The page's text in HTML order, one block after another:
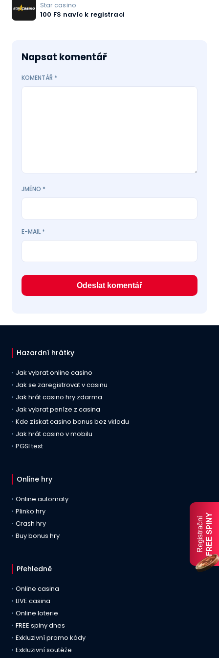
Star casino
100 FS navíc k registraci
Napsat komentář
KOMENTÁŘ *
JMÉNO *
E-MAIL *
RegistračníFREE SPINY
Hazardní hrátky
Jak vybrat online casino
Jak se zaregistrovat v casinu
Jak hrát casino hry zdarma
Jak vybrat peníze z casina
Kde získat casino bonus bez vkladu
Jak hrát casino v mobilu
PGSI test
Online hry
Online automaty
Plinko hry
Crash hry
Buy bonus hry
Přehledně
Online casina
LIVE casina
Online loterie
FREE spiny dnes
Exkluzivní promo kódy
Exkluzivní soutěže